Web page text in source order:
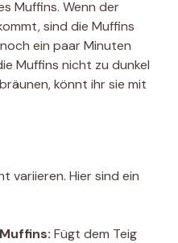
Muffins. Wenn der
sind die Muffins
ein paar Minuten
Muffins nicht zu dunkel
könnt ihr sie mit
variieren. Hier sind ein
Fügt dem Teig